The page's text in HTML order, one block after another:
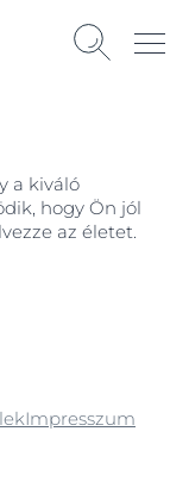
a kiváló
hogy Ön jól
az életet.
Impresszum